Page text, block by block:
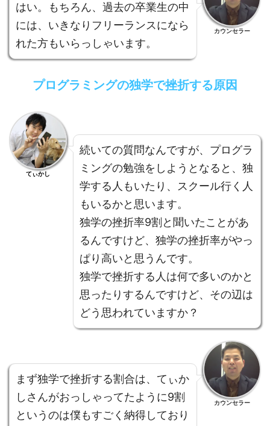
はい。もちろん、過去の卒業生の中
には、いきなりフリーランスになら
れた方もいらっしゃいます。
カウンセラー
プログラミングの独学で挫折する原因
てぃかし
続いての質問なんですが、プログラ
ミングの勉強をしようとなると、独
学する人もいたり、スクール行く人
もいるかと思います。
独学の挫折率9割と聞いたことがあ
るんですけど、独学の挫折率がやっ
ぱり高いと思うんです。
独学で挫折する人は何で多いのかと
思ったりするんですけど、その辺は
どう思われていますか？
まず独学で挫折する割合は、てぃか
しさんがおっしゃってたように9割
というのは僕もすごく納得しており
カウンセラー